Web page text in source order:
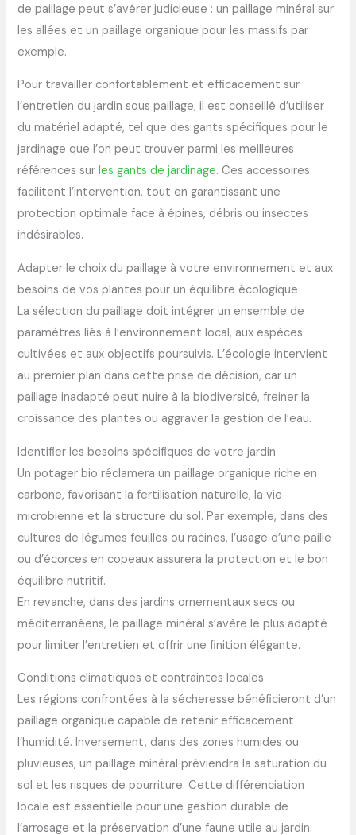
de paillage peut s’avérer judicieuse : un paillage minéral sur
les allées et un paillage organique pour les massifs par
exemple.
Pour travailler confortablement et efficacement sur
l’entretien du jardin sous paillage, il est conseillé d’utiliser
du matériel adapté, tel que des gants spécifiques pour le
jardinage que l’on peut trouver parmi les meilleures
références surles gants de jardinage. Ces accessoires
facilitent l’intervention, tout en garantissant une
protection optimale face à épines, débris ou insectes
indésirables.
Adapter le choix du paillage à votre environnement et aux
besoins de vos plantes pour un équilibre écologique
La sélection du paillage doit intégrer un ensemble de
paramètres liés à l’environnement local, aux espèces
cultivées et aux objectifs poursuivis. L’écologie intervient
au premier plan dans cette prise de décision, car un
paillage inadapté peut nuire à la biodiversité, freiner la
croissance des plantes ou aggraver la gestion de l’eau.
Identifier les besoins spécifiques de votre jardin
Un potager bio réclamera un paillage organique riche en
carbone, favorisant la fertilisation naturelle, la vie
microbienne et la structure du sol. Par exemple, dans des
cultures de légumes feuilles ou racines, l’usage d’une paille
ou d’écorces en copeaux assurera la protection et le bon
équilibre nutritif.
En revanche, dans des jardins ornementaux secs ou
méditerranéens, le paillage minéral s’avère le plus adapté
pour limiter l’entretien et offrir une finition élégante.
Conditions climatiques et contraintes locales
Les régions confrontées à la sécheresse bénéficieront d’un
paillage organique capable de retenir efficacement
l’humidité. Inversement, dans des zones humides ou
pluvieuses, un paillage minéral préviendra la saturation du
sol et les risques de pourriture. Cette différenciation
locale est essentielle pour une gestion durable de
l’arrosage et la préservation d’une faune utile au jardin.